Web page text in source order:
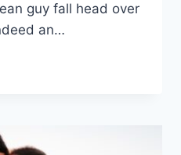
guy fall head over
an…